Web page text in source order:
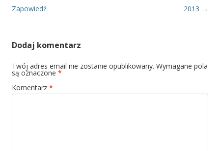
Zapowiedź
2013 →
Dodaj komentarz
Twój adres email nie zostanie opublikowany. Wymagane pola
są oznaczone *
Komentarz *